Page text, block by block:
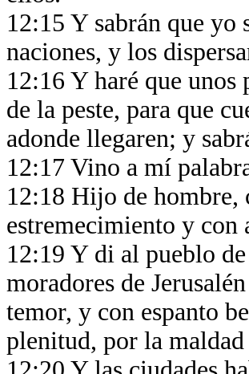
12:15 Y sabrán que yo
naciones, y los
12:16 Y haré que unos
de la peste, para que
adonde llegaren; y
12:17 Vino a mí
12:18 Hijo de hombre,
estremecimiento y con
12:19 Y di al pueblo
moradores de
temor, y con espanto
plenitud, por la